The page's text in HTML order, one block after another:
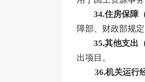
34.住房保障
障部、财政部规
35.其他支出
出项目。
36.机关运行